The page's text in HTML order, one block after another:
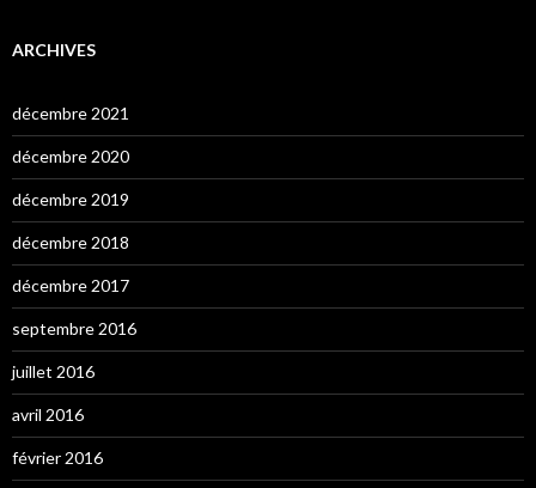
ARCHIVES
décembre 2021
décembre 2020
décembre 2019
décembre 2018
décembre 2017
septembre 2016
juillet 2016
avril 2016
février 2016